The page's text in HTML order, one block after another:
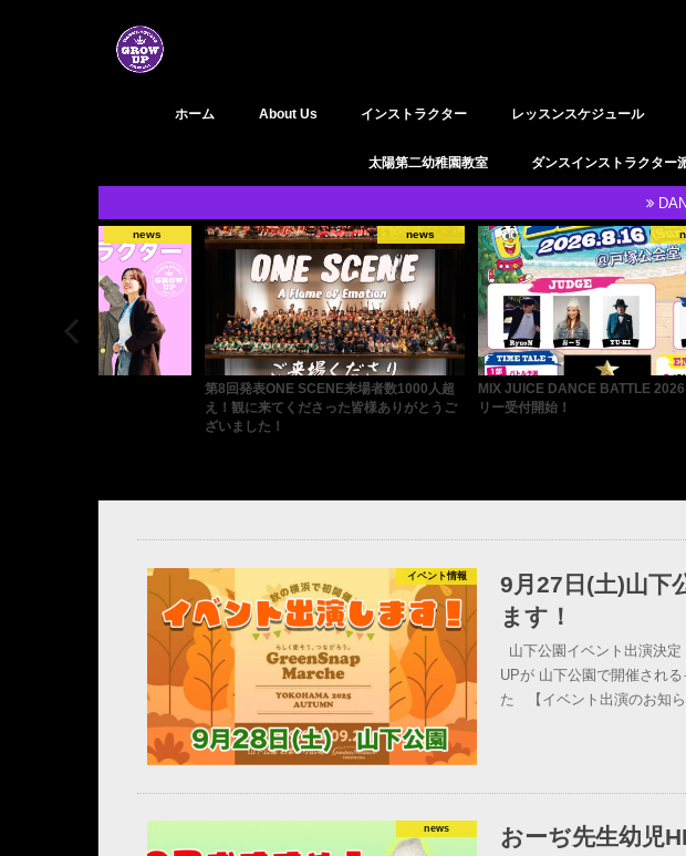
ホーム About Us
GROW UP 活動履歴
インストラクター レッスンスケジュール
YOGAレッスン
太陽第二幼稚園教室 ダンスインストラクター
news news
MIX JUICE DANCE BATTLE 2026 エント
リー受付開始！
イベ
MIX JUICE 2026 開催決定！ダン
ル・ショーケース・アイカタダン
イベント情報
9月27日(土)山下
ます！
山下公園イベント出演決
UPが 山下公園で開催され
た 【イベント出演のお知
news
おーぢ先生幼児